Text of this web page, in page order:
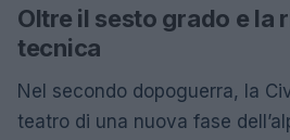
Oltre il sesto grado e la
tecnica
Nel secondo dopoguerra, la
teatro di una nuova fase